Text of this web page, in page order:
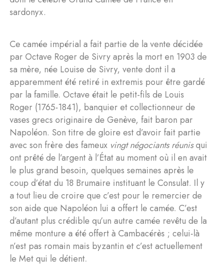
sardonyx.
Ce camée impérial a fait partie de la vente décidée
par Octave Roger de Sivry après la mort en 1903 de
sa mère, née Louise de Sivry, vente dont il a
apparemment été retiré in extremis pour être gardé
par la famille. Octave était le petit-fils de Louis
Roger (1765-1841), banquier et collectionneur de
vases grecs originaire de Genève, fait baron par
Napoléon. Son titre de gloire est d’avoir fait partie
avec son frère des fameux vingt négociants réunisqui
ont prêté de l’argent à l’État au moment où il en avait
le plus grand besoin, quelques semaines après le
coup d’état du 18 Brumaire instituant le Consulat. Il y
a tout lieu de croire que c’est pour le remercier de
son aide que Napoléon lui a offert le camée. C’est
d’autant plus crédible qu’un autre camée revêtu de la
même monture a été offert à Cambacérès ; celui-là
n’est pas romain mais byzantin et c’est actuellement
le Met qui le détient.